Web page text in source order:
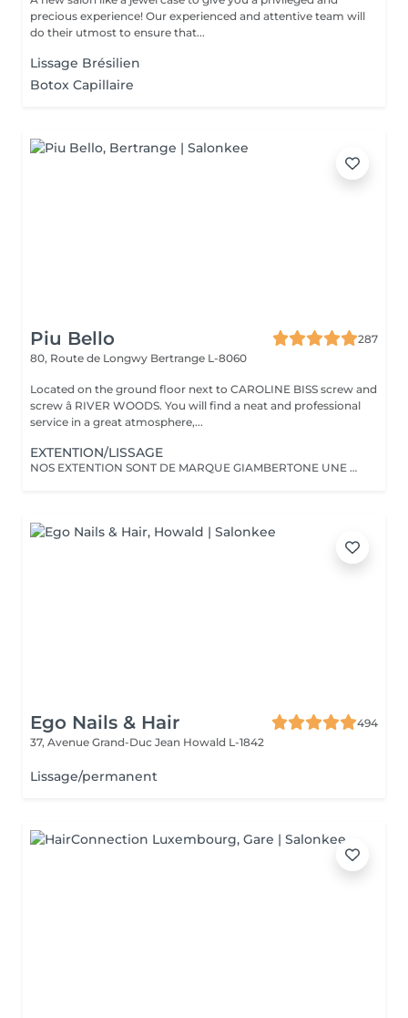
precious experience! Our experienced and attentive team will
do their utmost to ensure that...
Lissage Brésilien
Botox Capillaire
Piu Bello
287
80, Route de Longwy Bertrange L-8060
Located on the ground floor next to CAROLINE BISS screw and
screw â RIVER WOODS. You will find a neat and professional
service in a great atmosphere,...
EXTENTION/LISSAGE
NOS EXTENTION SONT DE MARQUE GIAMBERTONE UNE DES MEILLEUR SUR LE MARCHE.100% CHEVEUX NATUREL.Nous proposont aussi des extentions de marque Hairdreams qui ce colle.
Ego Nails & Hair
494
37, Avenue Grand-Duc Jean Howald L-1842
Lissage/permanent